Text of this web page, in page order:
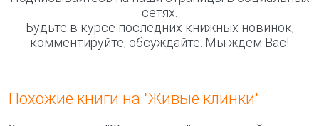
сетях.
Будьте в курсе последних книжных новинок,
комментируйте, обсуждайте. Мы ждём Вас!
Похожие книги на "Живые клинки"